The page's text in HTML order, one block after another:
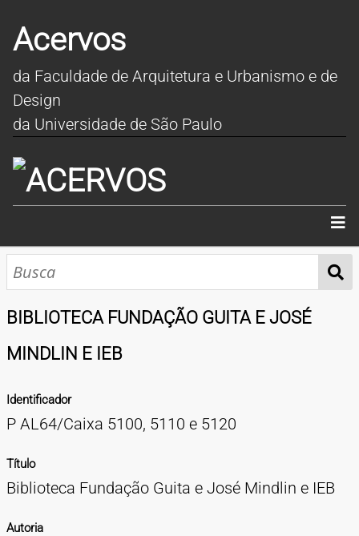
Acervos
da Faculdade de Arquitetura e Urbanismo e de
Design
da Universidade de São Paulo
INÍCIO
BUSCA AVANÇADA
EXPEDIENTE
BIBLIOTECA FUNDAÇÃO GUITA E JOSÉ
MINDLIN E IEB
Identificador
P AL64/Caixa 5100, 5110 e 5120
Título
Biblioteca Fundação Guita e José Mindlin e IEB
Autoria